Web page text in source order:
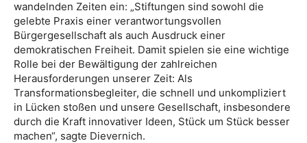
wandelnden Zeiten ein: „Stiftungen sind sowohl die
gelebte Praxis einer verantwortungsvollen
Bürgergesellschaft als auch Ausdruck einer
demokratischen Freiheit. Damit spielen sie eine wichtige
Rolle bei der Bewältigung der zahlreichen
Herausforderungen unserer Zeit: Als
Transformationsbegleiter, die schnell und unkompliziert
in Lücken stoßen und unsere Gesellschaft, insbesondere
durch die Kraft innovativer Ideen, Stück um Stück besser
machen“, sagte Dievernich.